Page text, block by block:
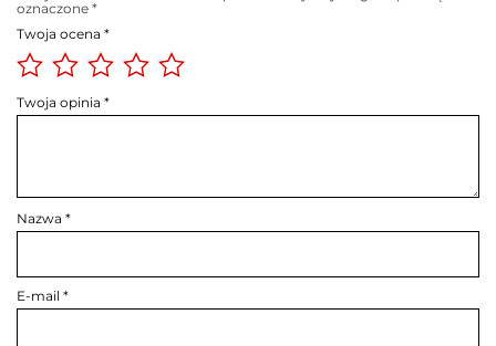
oznaczone *
Twoja ocena *
Twoja opinia *
Nazwa *
E-mail *